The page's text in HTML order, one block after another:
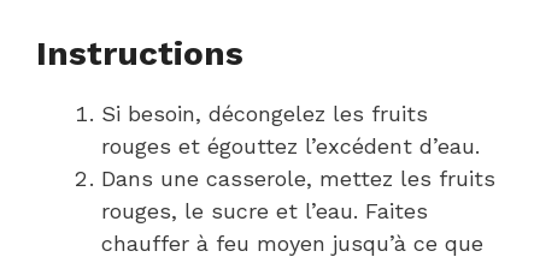
Instructions
Si besoin, décongelez les fruits
rouges et égouttez l’excédent d’eau.
Dans une casserole, mettez les fruits
rouges, le sucre et l’eau. Faites
chauffer à feu moyen jusqu’à ce que